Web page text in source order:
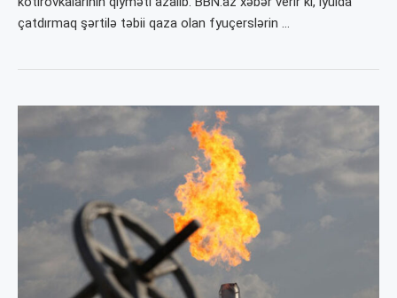
çatdırmaq şərtilə təbii qaza olan fyuçerslərin …